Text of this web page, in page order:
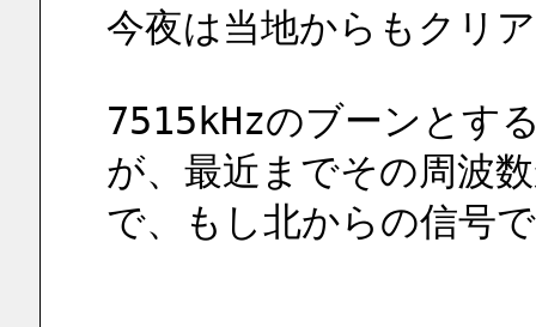
今夜は当地からもクリ
7515kHzのブーンとす
が、最近までその周波
で、もし北からの信号